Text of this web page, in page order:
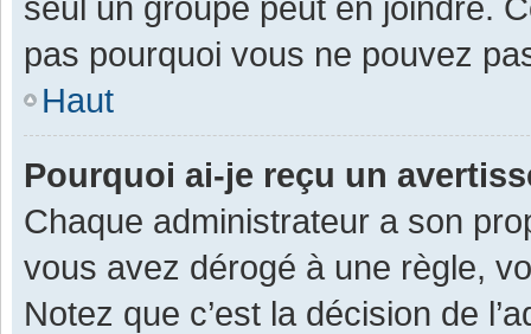
pas pourquoi vous ne pouvez
Haut
Pourquoi ai-je reçu un
Chaque administrateur a son
vous avez dérogé à une règle,
Notez que c’est la décision de